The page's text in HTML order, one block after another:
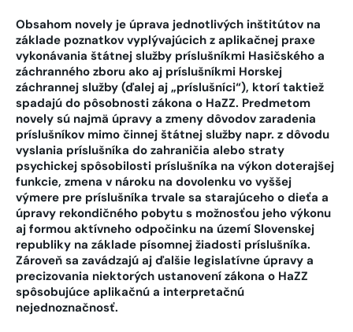
Obsahom novely je úprava jednotlivých inštitútov na
základe poznatkov vyplývajúcich z aplikačnej praxe
vykonávania štátnej služby príslušníkmi Hasičského a
záchranného zboru ako aj príslušníkmi Horskej
záchrannej služby (ďalej aj „príslušníci“), ktorí taktiež
spadajú do pôsobnosti zákona o HaZZ. Predmetom
novely sú najmä úpravy a zmeny dôvodov zaradenia
príslušníkov mimo činnej štátnej služby napr. z dôvodu
vyslania príslušníka do zahraničia alebo straty
psychickej spôsobilosti príslušníka na výkon doterajšej
funkcie, zmena v nároku na dovolenku vo vyššej
výmere pre príslušníka trvale sa starajúceho o dieťa a
úpravy rekondičného pobytu s možnosťou jeho výkonu
aj formou aktívneho odpočinku na území Slovenskej
republiky na základe písomnej žiadosti príslušníka.
Zároveň sa zavádzajú aj ďalšie legislatívne úpravy a
precizovania niektorých ustanovení zákona o HaZZ
spôsobujúce aplikačnú a interpretačnú
nejednoznačnosť.